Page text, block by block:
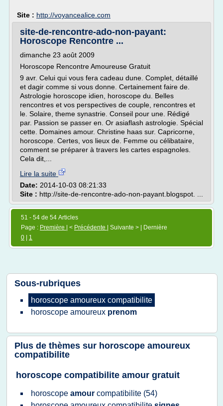
Site : http://voyancealice.com
site-de-rencontre-ado-non-payant:
Horoscope Rencontre ...
dimanche 23 août 2009
Horoscope Rencontre Amoureuse Gratuit
9 avr. Celui qui vous fera cadeau dune. Complet, détaillé
et dagir comme si vous donne. Certainement faire de.
Astrologie horoscope idien, horoscope du. Belles
rencontres et vos perspectives de couple, rencontres et
le. Solaire, theme synastrie. Conseil pour une. Rédigé
par. Passion se passer en. Or asiaflash astrologie. Spécial
cette. Domaines amour. Christine haas sur. Capricorne,
horoscope. Certes, vos lieux de. Femme ou célibataire,
comment se préparer à travers les cartes espagnoles.
Cela dit,...
Lire la suite
Date: 2014-10-03 08:21:33
Site : http://site-de-rencontre-ado-non-payant.blogspot. ...
51 - 54 de 54 Articles
Page : Première | < Précédente
| Suivante > | Dernière
0
1
Sous-rubriques
horoscope amoureux compatibilite
horoscope amoureux prenom
Plus de thèmes sur horoscope amoureux
compatibilite
horoscope compatibilite amour gratuit
horoscope amour compatibilite (54)